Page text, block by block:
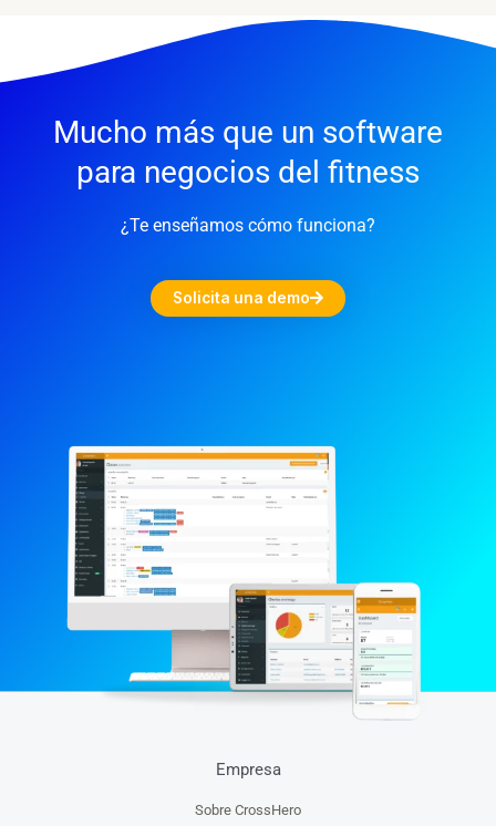
Mucho más que un software
para negocios del fitness
¿Te enseñamos cómo funciona?
Solicita una demo
Empresa
Sobre CrossHero